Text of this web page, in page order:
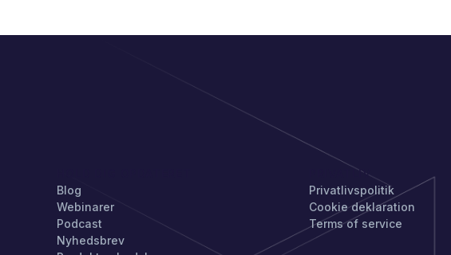
Blog
Webinarer
Podcast
Nyhedsbrev
PRIVATLIV
Privatlivspolitik
Cookie deklaration
Terms of service